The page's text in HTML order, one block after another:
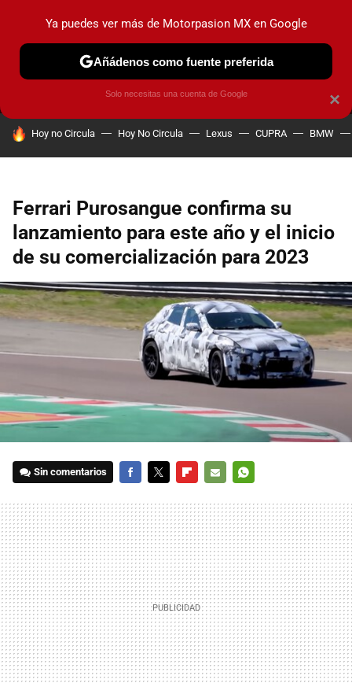
MENÚ NUEVO
INDUSTRIA HOY NO CIRCULA
HOY SE HABLA DE
Hoy no Circula Hoy No Circula Lexus CUPRA BMW
Ferrari Purosangue confirma su
lanzamiento para este año y el inicio
de su comercialización para 2023
Sin comentarios
MAIL
×
Ya puedes ver más de Motorpasion MX en Google
Añádenos como fuente preferida
Solo necesitas una cuenta de Google